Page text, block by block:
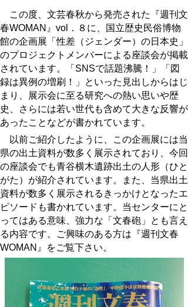
この度、文芸春秋から発売された『週刊文
春WOMAN 』 vol
．８に、国立歴史民俗博物
館の企画展「性差（ジェンダー）の日本史」
のプロジェクトメンバーによる座談会が掲載
されています。「 SNSで話題沸騰！」「図
録は異例の増刷！」といった見出しからはじ
まり、展示会に至る研究への熱い思いや歴
史、さらには若い世代も含めて大きな反響が
あったことなどが書かれています。
以前ご紹介したように、この企画展には当
県の出土資料が数多く展示されており、今回
の座談会でも青谷横木遺跡出土の人形（ひと
がた）が紹介されています。また、当県出土
資料が数多く展示されるきっかけとなったエ
ピソードも書かれています。当センターにと
ってはある意味、強力な「文春砲」とも言え
る内容です。ご興味のある方は『週刊文春
WOMAN 』をご覧下さい。